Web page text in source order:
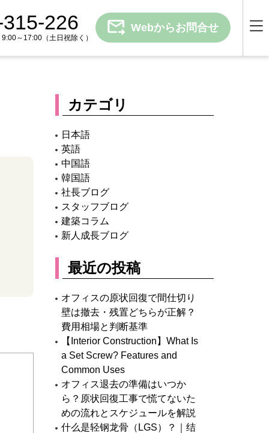
226
9:00～17:00 （土日祝除く）
Webからお問合せ
カテゴリ
日本語
英語
中国語
韓国語
社長ブログ
スタッフブログ
建築コラム
新人成長ブログ
最近の投稿
オフィスの原状回復で間仕切り
壁は撤去・残置どちらが正解？
費用相場と判断基準
【Interior Construction】What Is
a Set Screw? Features and
Common Uses
オフィス退去の準備はいつか
ら？原状回復工事で慌てないた
めの流れとスケジュールを解説
什么是轻钢龙骨（LGS）？｜结